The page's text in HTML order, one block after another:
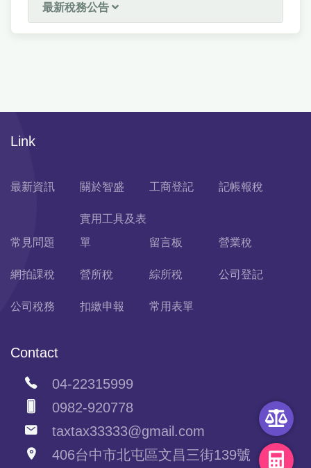
最新稅務公告
Link
最新資訊 關於智盛 工商登記 記帳報稅
常見問題
實用工具及表
單
留言板 營業稅
網拍課稅 營所稅 綜所稅 公司登記
公司稅務 扣繳申報 常用表單
Contact
04-22315999
0982-920778
taxtax33333@gmail.com
406台中市北屯區文昌三街139號